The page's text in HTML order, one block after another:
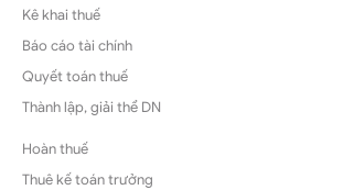
Kê khai thuế
Báo cáo tài chính
Quyết toán thuế
Thành lập, giải thể DN
Hoàn thuế
Thuê kế toán trưởng